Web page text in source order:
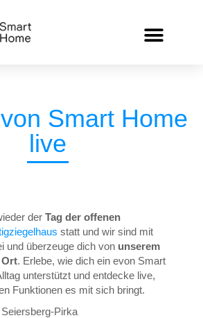
Smart Home
live
der Tag der offenen
statt und wir sind mit
und überzeuge dich von unserem
. Erlebe, wie dich ein evon Smart
unterstützt und entdecke live,
Funktionen es mit sich bringt.
Pirka